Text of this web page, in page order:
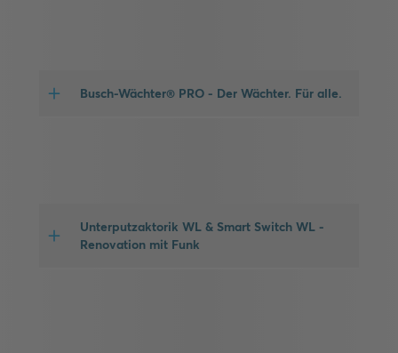
Busch-Wächter® PRO - Der Wächter. Für alle.
Unterputzaktorik WL & Smart Switch WL -
Renovation mit Funk